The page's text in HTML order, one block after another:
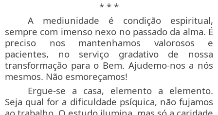
* * *
A mediunidade é condição espiritual,
sempre com imenso nexo no passado da alma. É
preciso nos mantenhamos valorosos e
pacientes, no serviço gradativo de nossa
transformação para o Bem. Ajudemo-nos a nós
mesmos. Não esmoreçamos!
Ergue-se a casa, elemento a elemento.
Seja qual for a dificuldade psíquica, não fujamos